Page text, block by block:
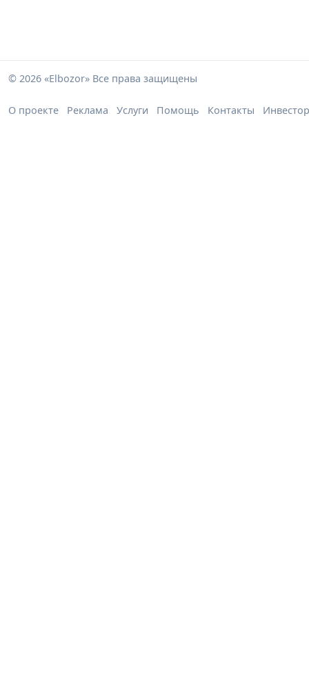
© 2026 «Elbozor» Все права защищены
О проекте Реклама Услуги Помощь Контакты